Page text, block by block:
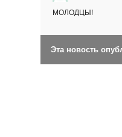
МОЛОДЦЫ!
Эта новость